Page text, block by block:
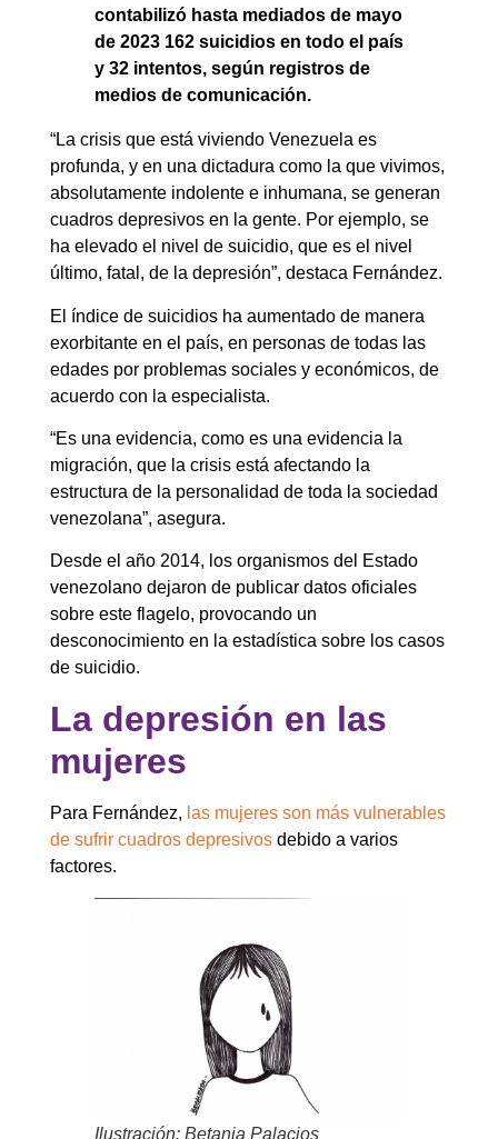
contabilizó hasta mediados de mayo
de 2023 162 suicidios en todo el país
y 32 intentos, según registros de
medios de comunicación.
“La crisis que está viviendo Venezuela es
profunda, y en una dictadura como la que vivimos,
absolutamente indolente e inhumana, se generan
cuadros depresivos en la gente. Por ejemplo, se
ha elevado el nivel de suicidio, que es el nivel
último, fatal, de la depresión”, destaca Fernández.
El índice de suicidios ha aumentado de manera
exorbitante en el país, en personas de todas las
edades por problemas sociales y económicos, de
acuerdo con la especialista.
“Es una evidencia, como es una evidencia la
migración, que la crisis está afectando la
estructura de la personalidad de toda la sociedad
venezolana”, asegura.
Desde el año 2014, los organismos del Estado
venezolano dejaron de publicar datos oficiales
sobre este flagelo, provocando un
desconocimiento en la estadística sobre los casos
de suicidio.
La depresión en las
mujeres
Para Fernández, las mujeres son más vulnerables
de sufrir cuadros depresivos debido a varios
factores.
Ilustración: Betania Palacios